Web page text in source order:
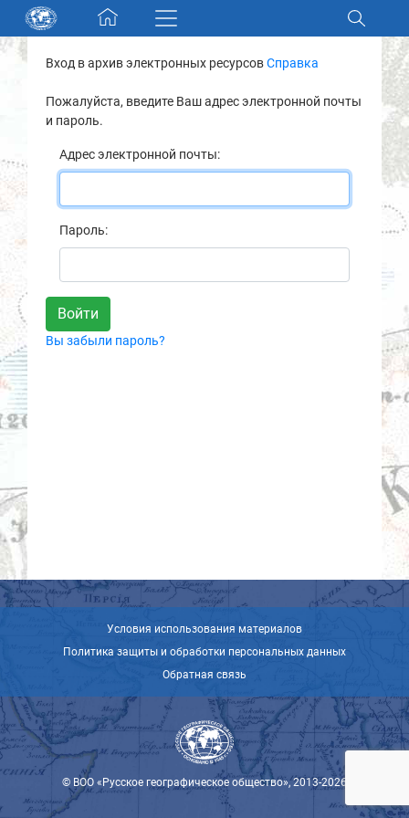
Skip navigation
Разделы и коллекции
Электронный каталог
Новости
О нас
Контакты
Партнеры
Вход в архив электронных ресурсовСправка
Пожалуйста, введите Ваш адрес электронной почты
и пароль.
Адрес электронной почты:
Пароль:
Вы забыли пароль?
Условия использования материалов
Политика защиты и обработки персональных данных
Обратная связь
© ВОО «Русское географическое общество», 2013-2026